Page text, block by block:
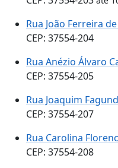
Rua João Ferreira
CEP: 37554-204
Rua Anézio Álvaro
CEP: 37554-205
Rua Joaquim
CEP: 37554-207
Rua Carolina
CEP: 37554-208